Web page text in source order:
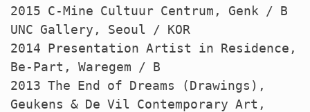
2015 C-Mine Cultuur Centrum, Genk / B
UNC Gallery, Seoul / KOR
2014 Presentation Artist in Residence,
Be-Part, Waregem / B
2013 The End of Dreams (Drawings),
Geukens & De Vil Contemporary Art,